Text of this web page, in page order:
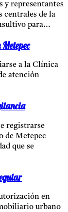
y representantes
centrales de la
para...
a la Clínica
atención
registrarse
de Metepec
que se
en
urbano